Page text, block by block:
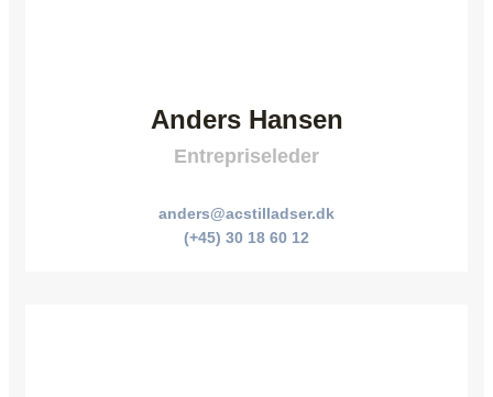
Anders Hansen
Entrepriseleder
anders@acstilladser.dk
(+45) 30 18 60 12